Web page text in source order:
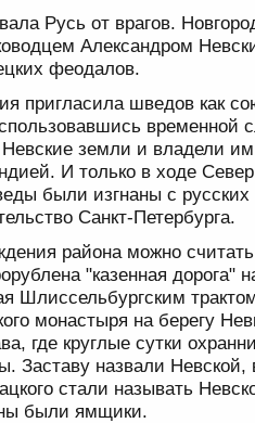
Русь от врагов.
Александром
феодалов.
пригласила шведов как
временной
Невские земли и владели
И только в ходе
были изгнаны с
Санкт-Петербурга.
района можно считать
"казенная дорога"
Шлиссельбургским
монастыря на берегу
где круглые сутки
Заставу назвали Невской,
стали называть
были ямщики.